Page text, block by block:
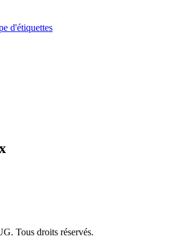
d'étiquettes
Tous droits réservés.